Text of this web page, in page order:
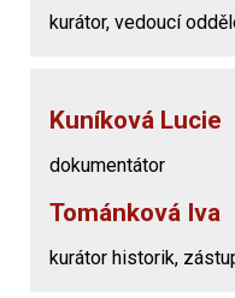
kurátor, vedoucí
Kuníková Lucie
dokumentátor
Tománková Iva
kurátor historik,